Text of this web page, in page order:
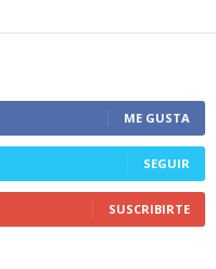
ME GUSTA
SEGUIR
SUSCRIBIRTE